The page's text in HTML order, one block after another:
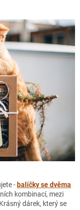
- balíčky se dvěma
kombinací, mezi
dárek, který se